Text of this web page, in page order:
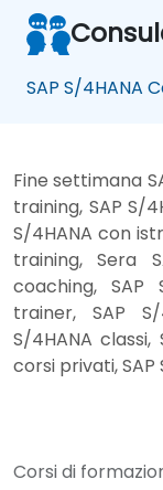
SAP S/4HANA
Fine settimana
training, SAP S/
S/4HANA con
training, Sera
coaching, SAP
trainer, SAP
S/4HANA classi,
corsi privati,
Corsi di